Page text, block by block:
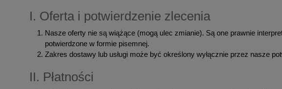
I. Oferta i potwierdzenie zlecenia
Nasze oferty nie są wiążące (mogą ulec zmianie). Są one prawnie
potwierdzone w formie pisemnej.
Zakres dostawy lub usługi może być określony wyłącznie przez nasze
II. Płatności